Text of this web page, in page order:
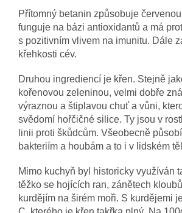
Přítomný betanin způsobuje
funguje na bázi antioxidantů a má
s pozitivním vlivem na imunitu. Dále
křehkosti cév.
Druhou ingrediencí je křen. Stejně
kořenovou zeleninou, velmi dobře
výraznou a štiplavou chuť a vůni,
svědomí hořčičné silice. Ty jsou v
linii proti škůdcům. Všeobecně
bakteriím a houbám a to i v lidském
Mimo kuchyň byl historicky využíván
těžko se hojících ran, zánětech
kurdějím na širém moři. S kurdějemi